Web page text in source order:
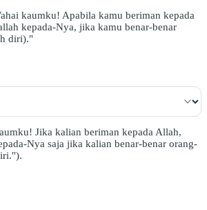
kaumku! Apabila kamu beriman kepada
kepada-Nya, jika kamu benar-benar
diri)."
Jika kalian beriman kepada Allah,
Nya saja jika kalian benar-benar orang-